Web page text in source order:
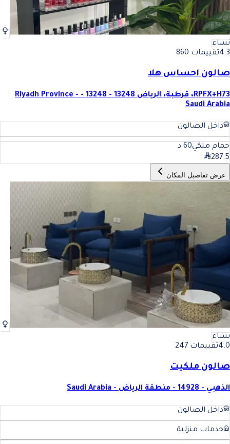
نساء
4.3تقييمات 860
صالون احساس هلا
RPFX+H73، قرطبة، الرياض 13248 - 13248 - Riyadh Province -
Saudi Arabia
داخل الصالون
حمام ملكي60 د
287.5
عرض تفاصيل المكان
نساء
4.0تقييمات 247
صالون ملكيت
الذهبي - 14928 - منطقة الرياض - Saudi Arabia
داخل الصالون
خدمات منزلية